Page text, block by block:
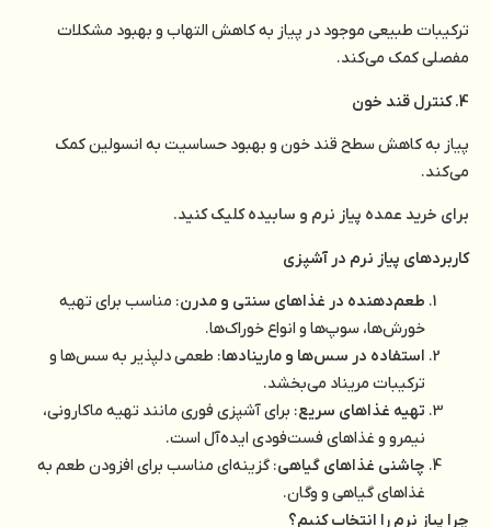
ترکیبات طبیعی موجود در پیاز به کاهش التهاب و بهبود مشکلات
مفصلی کمک می‌کند.
4. کنترل قند خون
پیاز به کاهش سطح قند خون و بهبود حساسیت به انسولین کمک
می‌کند.
برای خرید عمده پیاز نرم و سابیده کلیک کنید.
کاربردهای پیاز نرم در آشپزی
طعم‌دهنده در غذاهای سنتی و مدرن: مناسب برای تهیه
خورش‌ها، سوپ‌ها و انواع خوراک‌ها.
استفاده در سس‌ها و مارینادها: طعمی دلپذیر به سس‌ها و
ترکیبات مریناد می‌بخشد.
تهیه غذاهای سریع: برای آشپزی فوری مانند تهیه ماکارونی،
نیمرو و غذاهای فست‌فودی ایده‌آل است.
چاشنی غذاهای گیاهی: گزینه‌ای مناسب برای افزودن طعم به
غذاهای گیاهی و وگان.
چرا پیاز نرم را انتخاب کنیم؟